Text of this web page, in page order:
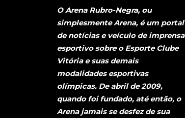
O Arena Rubro-Negra, ou
simplesmente Arena, é um portal
de notícias e veículo de imprensa
esportivo sobre o Esporte Clube
Vitória e suas demais
modalidades esportivas
olímpicas. De abril de 2009,
quando foi fundado, até então, o
Arena jamais se desfez de sua